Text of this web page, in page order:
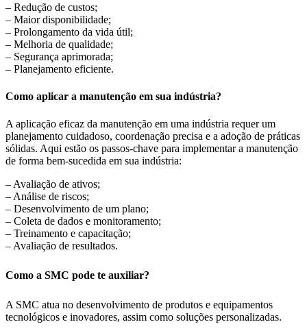
– Redução de custos;
– Maior disponibilidade;
– Prolongamento da vida útil;
– Melhoria de qualidade;
– Segurança aprimorada;
– Planejamento eficiente.
Como aplicar a manutenção em sua indústria?
A aplicação eficaz da manutenção em uma indústria requer um
planejamento cuidadoso, coordenação precisa e a adoção de práticas
sólidas. Aqui estão os passos-chave para implementar a manutenção
de forma bem-sucedida em sua indústria:
– Avaliação de ativos;
– Análise de riscos;
– Desenvolvimento de um plano;
– Coleta de dados e monitoramento;
– Treinamento e capacitação;
– Avaliação de resultados.
Como a SMC pode te auxiliar?
A SMC atua no desenvolvimento de produtos e equipamentos
tecnológicos e inovadores, assim como soluções personalizadas.